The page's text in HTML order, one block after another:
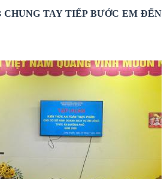
CHUNG TAY TIẾP BƯỚC EM ĐẾN